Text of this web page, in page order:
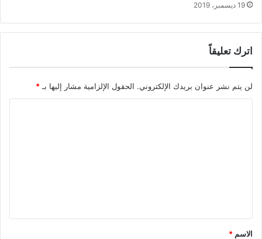
19 ديسمبر، 2019
اترك تعليقاً
لن يتم نشر عنوان بريدك الإلكتروني. الحقول الإلزامية مشار إليها بـ *
*
الاسم *